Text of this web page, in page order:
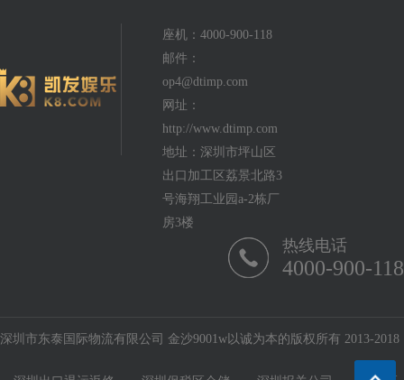
座机：4000-900-118
邮件：
op4@dtimp.com
网址：
http://www.dtimp.com
地址：深圳市坪山区
出口加工区荔景北路3
号海翔工业园a-2栋厂
房3楼
热线电话
4000-900-118
深圳市东泰国际物流有限公司 金沙9001w以诚为本的版权所有 2013-2018